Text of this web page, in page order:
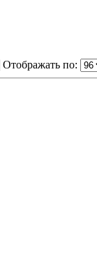
Отображать по: